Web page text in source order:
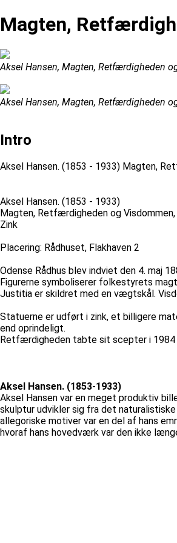
Magten,
Aksel Hansen, Magten, Retfærdigheden
Aksel Hansen, Magten, Retfærdigheden
Intro
Aksel Hansen. (1853 - 1933) Magten,
Aksel Hansen. (1853 - 1933)
Magten, Retfærdigheden og Visdommen,
Zink
Placering: Rådhuset, Flakhaven 2
Odense Rådhus blev indviet den 4. maj
Figurerne symboliserer folkestyrets
Justitia er skildret med en vægtskål.
Statuerne er udført i zink, et billigere
end oprindeligt.
Retfærdigheden tabte sit scepter i
Aksel Hansen. (1853-1933)
Aksel Hansen var en meget produktiv
skulptur udvikler sig fra det
allegoriske motiver var en del af hans
hvoraf hans hovedværk var den ikke